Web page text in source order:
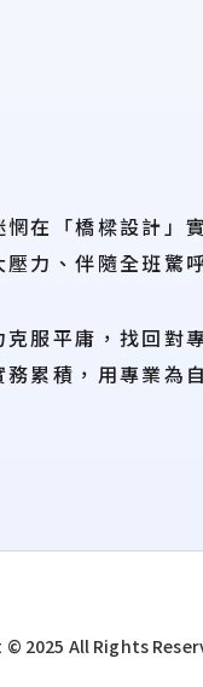
在「橋樑設計」
力、伴隨全班驚
服平庸，找回對
累積，用專業為
2025 All Rights